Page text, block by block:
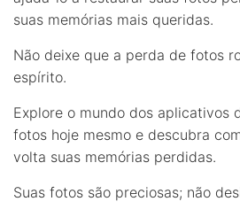
suas memórias mais queridas.
Não deixe que a perda de fotos
espírito.
Explore o mundo dos aplicativos
fotos hoje mesmo e descubra
volta suas memórias perdidas.
Suas fotos são preciosas; não